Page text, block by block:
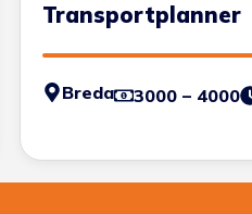
Transportplanner
Breda 3000 – 4000